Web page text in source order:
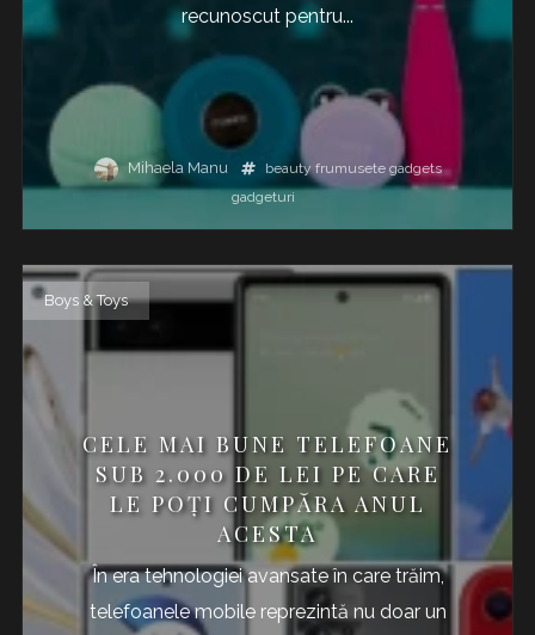
recunoscut pentru...
Mihaela Manu beauty frumusete gadgets
gadgeturi
Boys & Toys
CELE MAI BUNE TELEFOANE
SUB 2.000 DE LEI PE CARE
LE POȚI CUMPĂRA ANUL
ACESTA
În era tehnologiei avansate în care trăim,
telefoanele mobile reprezintă nu doar un